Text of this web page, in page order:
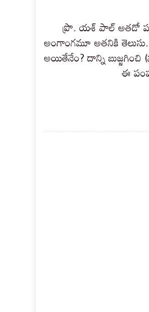
ప్రొ. యశ్ పాల్ అతడో
అంగాంగమూ అతనికి తెలుసు.
అయితేనేం? దాన్ని బుజ్జగించి
ఈ